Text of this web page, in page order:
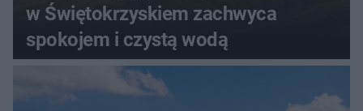
w Świętokrzyskiem zachwyca
spokojem i czystą wodą